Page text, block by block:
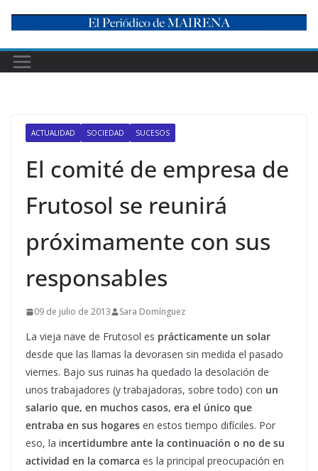
content
ACTUALIDAD SOCIEDAD SUCESOS
El comité de empresa de
Frutosol se reunirá
próximamente con sus
responsables
09 de julio de 2013 Sara Domínguez
La vieja nave de Frutosol es prácticamente un solar
desde que las llamas la devorasen sin medida el pasado
viernes. Bajo sus ruinas ha quedado la desolación de
unos trabajadores (y trabajadoras, sobre todo) con un
salario que, en muchos casos, era el único que
entraba en sus hogares en estos tiempo difíciles. Por
eso, la incertidumbre ante la continuación o no de su
actividad en la comarca es la principal preocupación en